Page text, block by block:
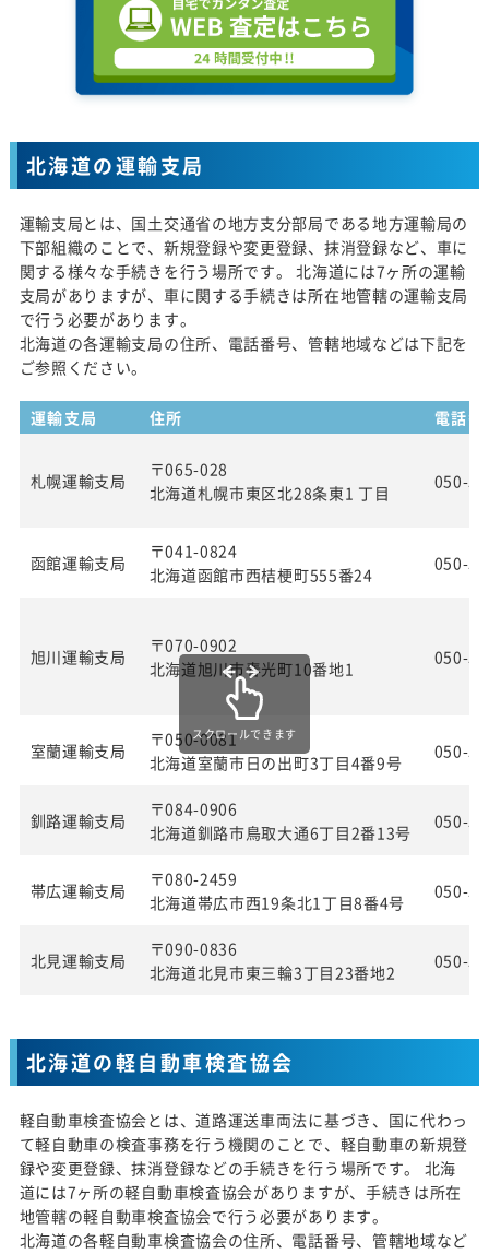
北海道の運輸支局
運輸支局とは、国土交通省の地方支分部局である地方運輸局の
下部組織のことで、新規登録や変更登録、抹消登録など、車に
関する様々な手続きを行う場所です。 北海道には7ヶ所の運輸
支局がありますが、車に関する手続きは所在地管轄の運輸支局
で行う必要があります。
北海道の各運輸支局の住所、電話番号、管轄地域などは下記を
ご参照ください。
運輸支局 住所 電話
札幌運輸支局
〒065-028
北海道札幌市東区北28条東1 丁目
050-
函館運輸支局
〒041-0824
北海道函館市西桔梗町555番24
050-
旭川運輸支局
〒070-0902
北海道旭川市春光町10番地1
050-
室蘭運輸支局
〒050-0081
北海道室蘭市日の出町3丁目4番9号
050-
釧路運輸支局
〒084-0906
北海道釧路市鳥取大通6丁目2番13号
050-
帯広運輸支局
〒080-2459
北海道帯広市西19条北1丁目8番4号
050-
北見運輸支局
〒090-0836
北海道北見市東三輪3丁目23番地2
050-
スクロールできます
北海道の軽自動車検査協会
軽自動車検査協会とは、道路運送車両法に基づき、国に代わっ
て軽自動車の検査事務を行う機関のことで、軽自動車の新規登
録や変更登録、抹消登録などの手続きを行う場所です。 北海
道には7ヶ所の軽自動車検査協会がありますが、手続きは所在
地管轄の軽自動車検査協会で行う必要があります。
北海道の各軽自動車検査協会の住所、電話番号、管轄地域など